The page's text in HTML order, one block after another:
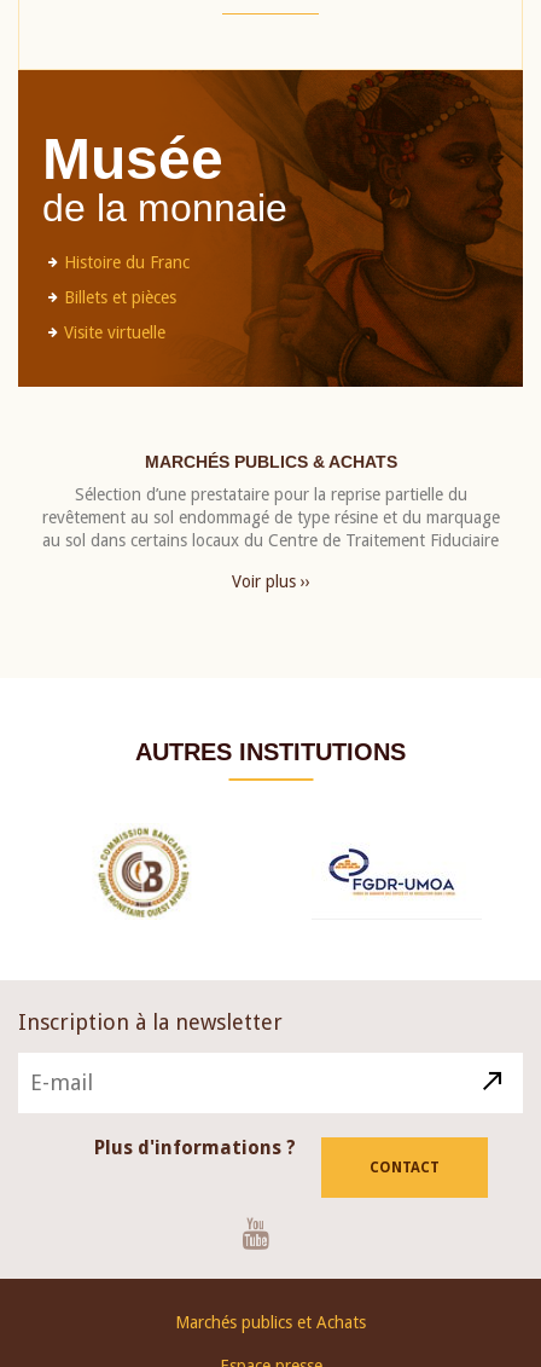
Musée
de la monnaie
Histoire du Franc
Billets et pièces
Visite virtuelle
MARCHÉS PUBLICS & ACHATS
Sélection d’une prestataire pour la reprise partielle du
revêtement au sol endommagé de type résine et du marquage
au sol dans certains locaux du Centre de Traitement Fiduciaire
Voir plus ››
AUTRES INSTITUTIONS
Inscription à la newsletter
Plus d'informations ?
CONTACT
Marchés publics et Achats